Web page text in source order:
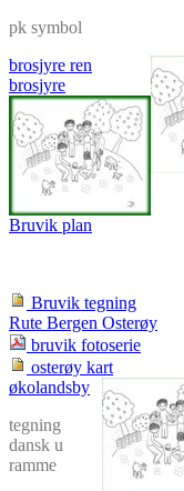
pk symbol
brosjyre ren
brosjyre
Bruvik plan
Bruvik tegning
Rute Bergen Osterøy
bruvik fotoserie
osterøy kart
økolandsby
tegning
dansk u
ramme